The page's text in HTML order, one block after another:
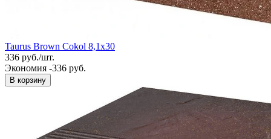
Taurus Brown Cokol 8,1x30
336 руб./шт.
Экономия -336 руб.
В корзину